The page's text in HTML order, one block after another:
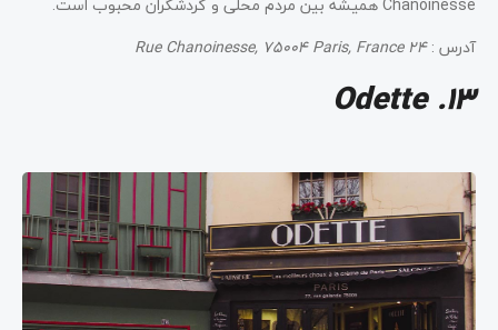
آدرس :24 Rue Chanoinesse, 75004 Paris, France
13. Odette